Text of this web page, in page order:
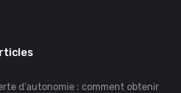
d’autonomie : comment obtenir